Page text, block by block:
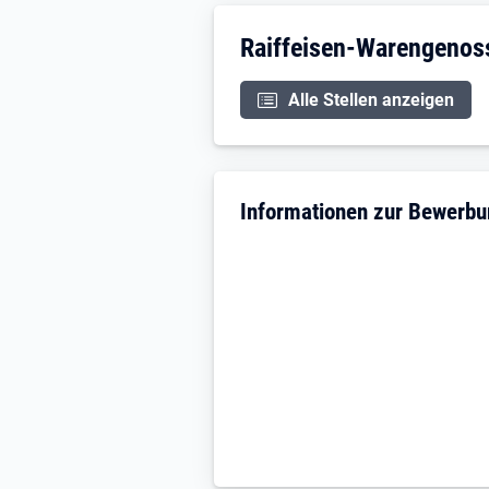
Raiffeisen-
Alle Stellen anzeigen
Informationen zur